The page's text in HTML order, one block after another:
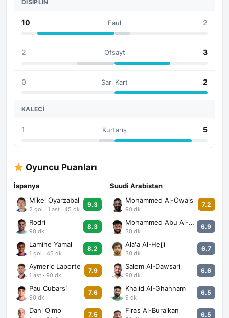
DISIPLIN
10 Faul 2
2 Ofsayt 3
0 Sarı Kart 2
KALECI
1 Kurtarış 5
Oyuncu Puanları
İspanya
Mikel Oyarzabal
2 gol · 1 ast · 45 dk
9.3
Rodri
90 dk
8.3
Lamine Yamal
1 gol · 45 dk
8.2
Aymeric Laporte
1 ast · 90 dk
7.9
Pau Cubarsí
90 dk
7.6
Dani Olmo
7.5
Suudi Arabistan
Mohammed Al-Owais
90 dk
7.2
Mohammed Abu Al-Shamat
30 dk
6.9
Ala'a Al-Hejji
30 dk
6.7
Salem Al-Dawsari
90 dk
6.6
Khalid Al-Ghannam
9 dk
6.5
Firas Al-Buraikan
6.5